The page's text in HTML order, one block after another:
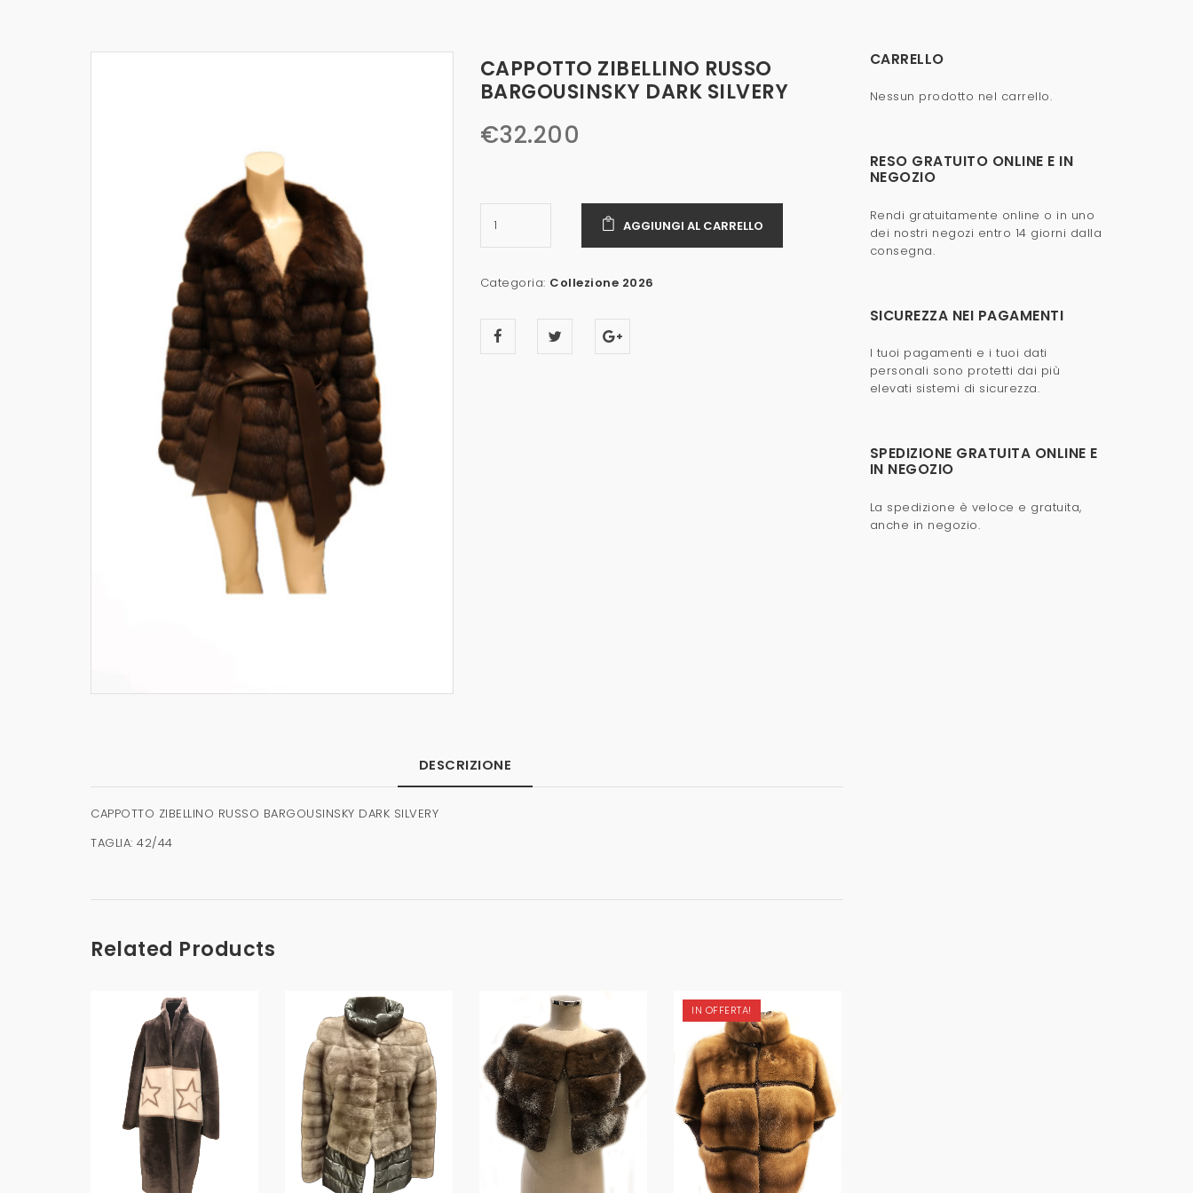
CAPPOTTO ZIBELLINO RUSSO
BARGOUSINSKY DARK SILVERY
€32.200
AGGIUNGI AL CARRELLO
Categoria: Collezione 2026
DESCRIZIONE
CAPPOTTO ZIBELLINO RUSSO BARGOUSINSKY DARK SILVERY
TAGLIA: 42/44
Related Products
IN OFFERTA!
CARRELLO
Nessun prodotto nel carrello.
RESO GRATUITO ONLINE E IN
NEGOZIO
Rendi gratuitamente online o in uno
dei nostri negozi entro 14 giorni dalla
consegna.
SICUREZZA NEI PAGAMENTI
I tuoi pagamenti e i tuoi dati
personali sono protetti dai più
elevati sistemi di sicurezza.
SPEDIZIONE GRATUITA ONLINE E
IN NEGOZIO
La spedizione è veloce e gratuita,
anche in negozio.